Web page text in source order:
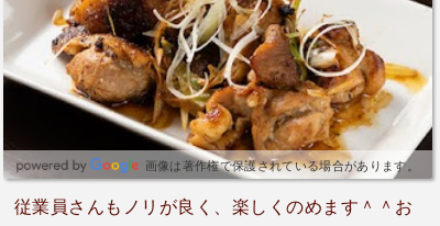
画像は著作権で保護されている場合があります。
従業員さんもノリが良く、楽しくのめます＾＾お